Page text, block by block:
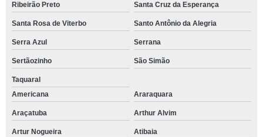
Ribeirão Preto Santa Cruz da Esperança
Santa Rosa de Viterbo Santo Antônio da Alegria
Serra Azul Serrana
Sertãozinho São Simão
Taquaral
Americana
Araraquara
Araçatuba Arthur Alvim
Artur Nogueira Atibaia